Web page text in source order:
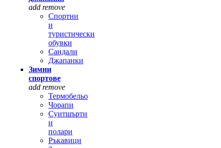
add remove
Спортни
и
туристически
обувки
Сандали
Джапанки
Зимни
спортове
add remove
Термобельо
Чорапи
Суитшърти
и
полари
Ръкавици